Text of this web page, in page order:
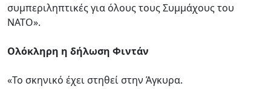
συμπεριληπτικές για όλους τους Συμμάχους του
ΝΑΤΟ».
Ολόκληρη η δήλωση Φιντάν
«Το σκηνικό έχει στηθεί στην Άγκυρα.